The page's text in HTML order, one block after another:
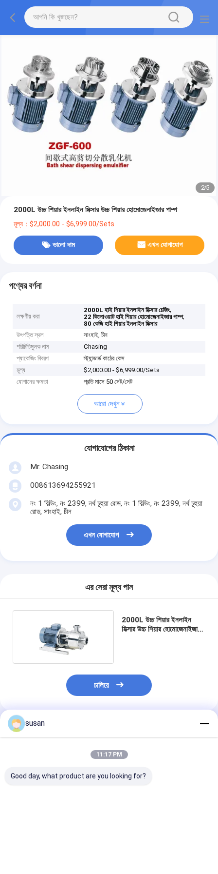
2/5
2000L উচ্চ শিয়ার ইনলাইন মিক্সার উচ্চ শিয়ার হোমোজেনাইজার পাম্প
মূল্য：$2,000.00 - $6,999.00/Sets
ভালো দাম এখন যোগাযোগ
পণ্যের বর্ণনা
লক্ষণীয় করা
2000L হাই শিয়ার ইনলাইন মিক্সার চেজিং,
22 কিলোওয়াট হাই শিয়ার হোমোজেনাইজার পাম্প,
80 কেজি হাই শিয়ার ইনলাইন মিক্সার
উৎপত্তি স্থল
সাংহাই, চীন
পরিচিতিমুলক নাম
Chasing
প্যাকেজিং বিবরণ
স্ট্যান্ডার্ড কাঠের কেস
মূল্য
$2,000.00 - $6,999.00/Sets
যোগানের ক্ষমতা
প্রতি মাসে 50 সেট/সেট
আরো দেখুন
যোগাযোগের ঠিকানা
Mr. Chasing
008613694255921
নং 1 বিল্ডিং, নং 2399, নর্থ চুহুয়া রোড, নং 1 বিল্ডিং, নং 2399, নর্থ চুহুয়া
রোড, সাংহাই, চীন
এখন যোগাযোগ
এর সেরা মূল্য পান
2000L উচ্চ শিয়ার ইনলাইন
মিক্সার উচ্চ শিয়ার হোমোজেনাইজার
চালিয়ে
প্রস্তাবিত পণ্য
susan
11:17 PM
Good day, what product are you looking for?